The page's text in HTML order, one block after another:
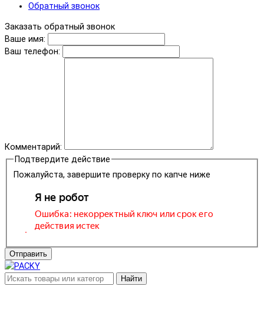
Обратный звонок
Заказать обратный звонок
Ваше имя:
Ваш телефон:
Комментарий:
Подтвердите действие
Пожалуйста, завершите проверку по капче ниже
Отправить
Найти